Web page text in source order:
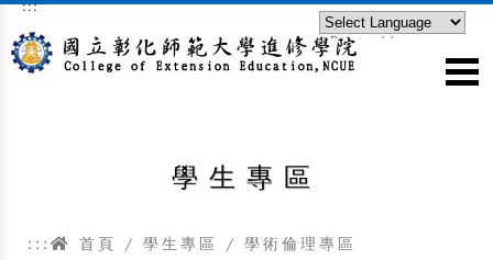
跳到主要內容區塊
:::
Powered by
學生專區
::: 首頁 / 學生專區 / 學術倫理專區